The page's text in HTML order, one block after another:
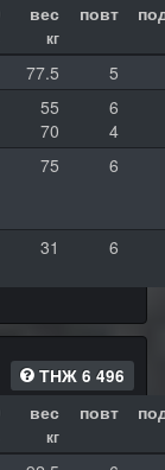
вес
кг
повт
77.5
5
55
6
70
4
75 6
31 6
ТНЖ 6 496
вес
кг
повт